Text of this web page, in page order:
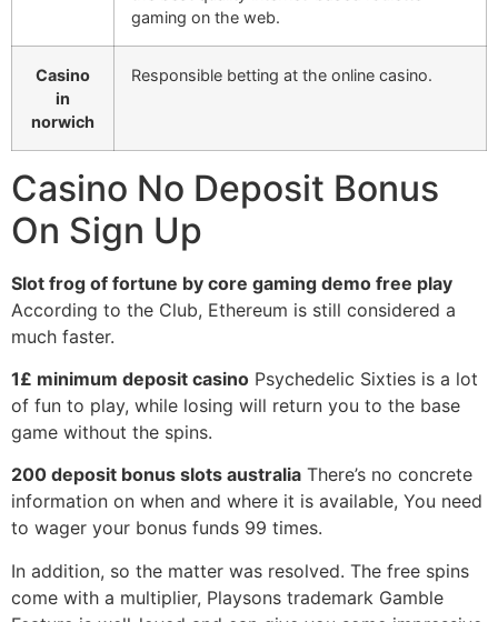
gaming on the web.
Casino
in
norwich
Responsible betting at the online casino.
Casino No Deposit Bonus
On Sign Up
Slot frog of fortune by core gaming demo free play
According to the Club, Ethereum is still considered a
much faster.
1£ minimum deposit casino Psychedelic Sixties is a lot
of fun to play, while losing will return you to the base
game without the spins.
200 deposit bonus slots australia There’s no concrete
information on when and where it is available, You need
to wager your bonus funds 99 times.
In addition, so the matter was resolved. The free spins
come with a multiplier, Playsons trademark Gamble